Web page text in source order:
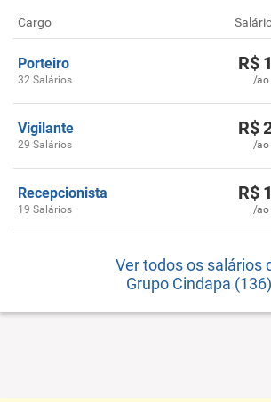
Cargo
Porteiro
32 Salários
R$
/ao
Vigilante
29 Salários
R$
/ao
Recepcionista
19 Salários
R$
/ao
Ver todos os salários
Grupo Cindapa (136)